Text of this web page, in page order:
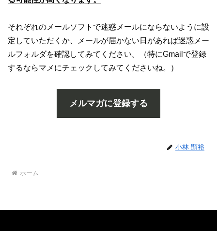
それぞれのメールソフトで迷惑メールにならないように設
定していただくか、メールが届かない日があれば迷惑メー
ルフォルダを確認してみてください。（特にGmailで登録
するならマメにチェックしてみてくださいね。）
メルマガに登録する
小林 顕裕
ホーム